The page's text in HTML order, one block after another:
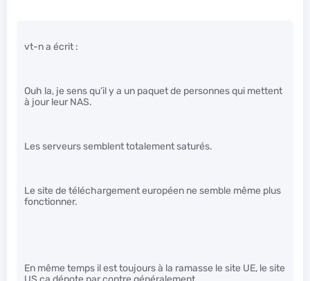
vt-n a écrit :
Ouh la, je sens qu’il y a un paquet de personnes qui mettent
à jour leur NAS.
Les serveurs semblent totalement saturés.
Le site de téléchargement européen ne semble même plus
fonctionner.
En même temps il est toujours à la ramasse le site UE, le site